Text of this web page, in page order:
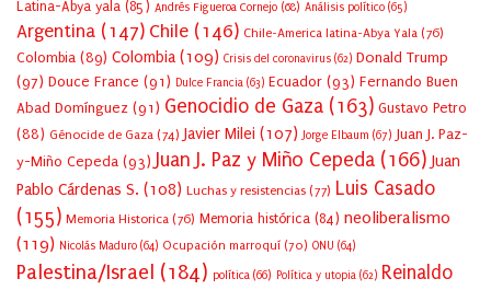
Latina-Abya yala (85) Andrés Figueroa Cornejo (68) Análisis político (65)
Argentina (147) Chile (146) Chile-America latina-Abya Yala (76)
Colombia (89) Colombia(109) Crisis del coronavirus (62) Donald Trump
(97) Douce France (91) Dulce Francia (63) Ecuador (93) Fernando Buen
Abad Domínguez (91) Genocidio de Gaza (163) Gustavo Petro
(88) Génocide de Gaza (74) Javier Milei (107) Jorge Elbaum (67) Juan J. Paz-
y-Miño Cepeda (93) Juan J. Paz y Miño Cepeda (166) Juan
Pablo Cárdenas S. (108) Luchas y resistencias (77) Luis Casado
(155) Memoria Historica (76) Memoria histórica (84) neoliberalismo
(119) Nicolás Maduro (64) Ocupación marroquí (70) ONU (64)
Palestina/Israel (184) política (66) Política y utopia (62) Reinaldo